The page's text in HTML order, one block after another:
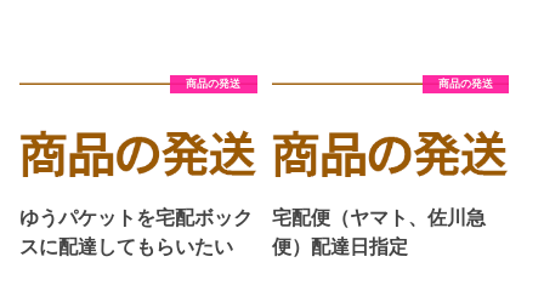
商品の発送
ゆうパケットを宅配ボック
スに配達してもらいたい
商品の発送
宅配便（ヤマト、佐川急
便）配達日指定